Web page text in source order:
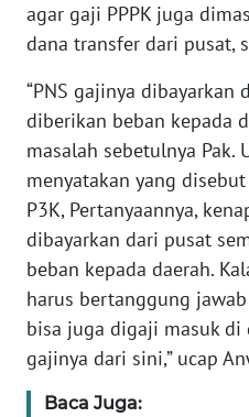
agar gaji PPPK juga
dana transfer dari pusat,
“PNS gajinya dibayarkan
diberikan beban kepada
masalah sebetulnya Pak.
menyatakan yang
P3K, Pertanyaannya,
dibayarkan dari pusat
beban kepada daerah.
harus bertanggung
bisa juga digaji masuk di
gajinya dari sini,” ucap
Baca Juga:
KEPRI
WN
PAPUA
WN
PAPUA
BARAT
WN
WN
SERAMBI